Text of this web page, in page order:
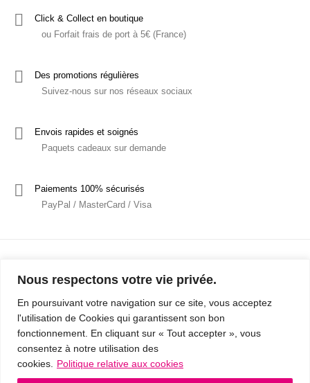
Nous respectons votre vie privée.
En poursuivant votre navigation sur ce site, vous acceptez
l'utilisation de Cookies qui garantissent son bon
fonctionnement. En cliquant sur « Tout accepter », vous
consentez à notre utilisation des
cookies.
Politique relative aux cookies
Click & Collect en boutique
ou Forfait frais de port à 5€ (France)
Des promotions régulières
Suivez-nous sur nos réseaux sociaux
Envois rapides et soignés
Paquets cadeaux sur demande
Paiements 100% sécurisés
PayPal / MasterCard / Visa
Mentions Légales
Politique de confidentialité / RGPD
Conditions Générales de Vente
© 2019 - Cousins & Cousines